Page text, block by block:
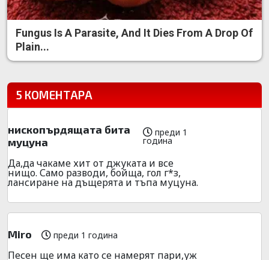
Fungus Is A Parasite, And It Dies From A Drop Of
Plain...
5 КОМЕНТАРА
нископърдящата бита
муцуна
преди 1
година
Да,да чакаме хит от джуката и все
нищо. Само разводи, бойща, гол г*з,
лансиране на дъщерята и тъпа муцуна.
Miro преди 1 година
Песен ще има като се намерят пари,уж